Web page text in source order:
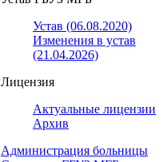
Устав (06.08.2020)
Изменения в устав
(21.04.2026)
Лицензия
Актуальные лицензии
Архив
Администрация больницы